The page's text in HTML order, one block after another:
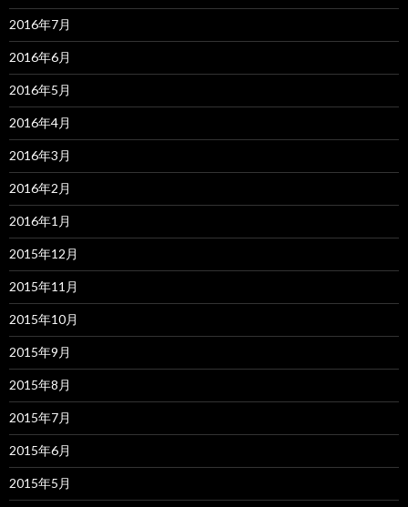
2016年7月
2016年6月
2016年5月
2016年4月
2016年3月
2016年2月
2016年1月
2015年12月
2015年11月
2015年10月
2015年9月
2015年8月
2015年7月
2015年6月
2015年5月